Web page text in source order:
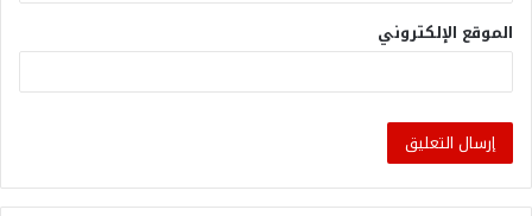
الموقع الإلكتروني